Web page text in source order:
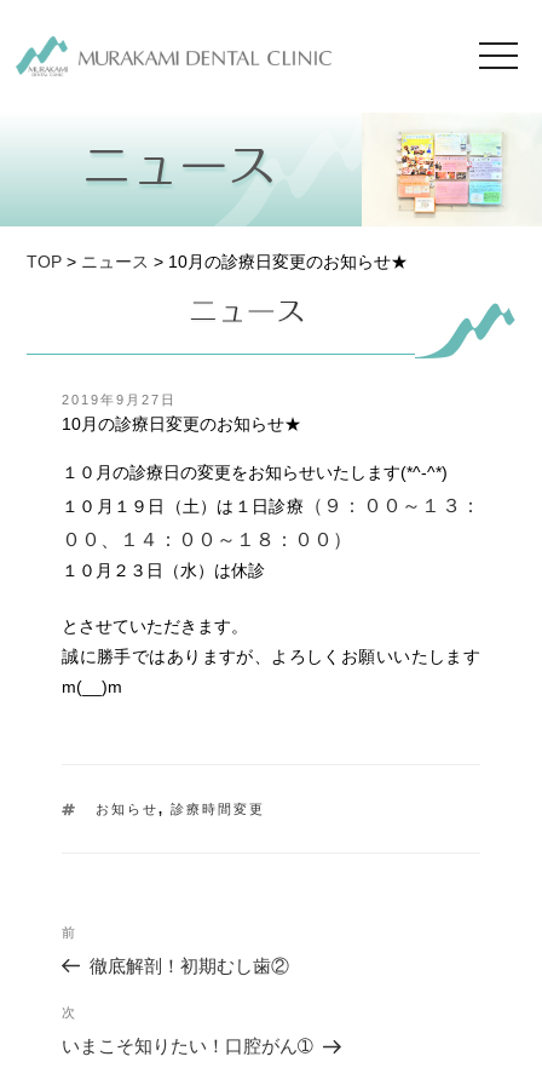
TOP > ニュース > 10月の診療日変更のお知らせ★
投
稿
日:
2019年9月27日
10月の診療日変更のお知らせ★
１０月の診療日の変更をお知らせいたします(*^-^*)
１０月１９日（土）は１日診療
（９：００～１３：
００、１４：００～１８：００）
１０月２３日（水）は休診
とさせていただきます。
誠に勝手ではありますが、よろしくお願いいたします
m(__)m
タ
お知らせ, 診療時間変更
稿
ナ
ゲ
シ
過
去
投
稿
前
徹底解剖！初期むし歯②
次
の
投
次
いまこそ知りたい！口腔がん➀